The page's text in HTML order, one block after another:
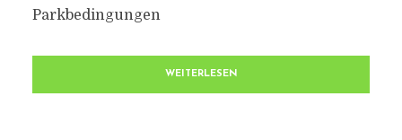
Parkbedingungen
WEITERLESEN